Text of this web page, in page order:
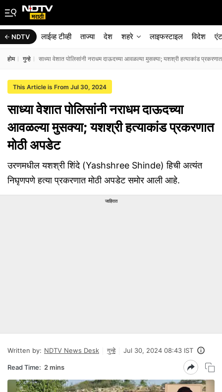
NDTV लाईव्ह टीव्ही ताज्या देश शहरे लाइफस्टाइल विदेश
होम गुन्हे साध्या वेशात पोलिसांनी नराधम दाऊदच्या आवळल्या मुसक्या; यशश्री हत्याकांड
This Article is From Jul 30, 2024
साध्या वेशात पोलिसांनी नराधम दाऊदच्या
आवळल्या मुसक्या; यशश्री हत्याकांड प्रकरणात
मोठी अपडेट
उरणमधील यशश्री शिंदे (Yashshree Shinde) हिची अत्यंत
निघृणपणे हत्या प्रकरणात मोठी अपडेट समोर आली आहे.
जाहिरात
Written by: NDTV News Desk गुन्हे Jul 30, 2024 08:43 IST
Read Time: 2 mins